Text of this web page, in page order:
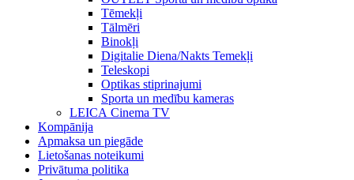
Tēmekļi
Tālmēri
Binokļi
Digitalie Diena/Nakts Temekļi
Teleskopi
Optikas stiprinajumi
Sporta un medību kameras
LEICA Cinema TV
Kompānija
Apmaksa un piegāde
Lietošanas noteikumi
Privātuma politika